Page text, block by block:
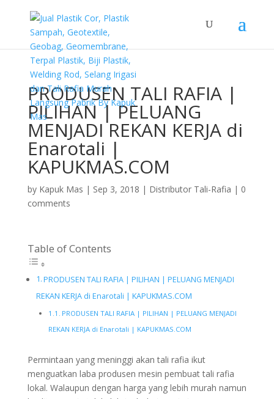
PRODUSEN TALI RAFIA |
PILIHAN | PELUANG
MENJADI REKAN KERJA di
Enarotali |
KAPUKMAS.COM
by Kapuk Mas | Sep 3, 2018 | Distributor Tali-Rafia | 0
comments
Table of Contents
PRODUSEN TALI RAFIA | PILIHAN | PELUANG MENJADI
REKAN KERJA di Enarotali | KAPUKMAS.COM
PRODUSEN TALI RAFIA | PILIHAN | PELUANG MENJADI
REKAN KERJA di Enarotali | KAPUKMAS.COM
Permintaan yang meninggi akan tali rafia ikut
menguatkan laba produsen mesin pembuat tali rafia
lokal. Walaupun dengan harga yang lebih murah namun